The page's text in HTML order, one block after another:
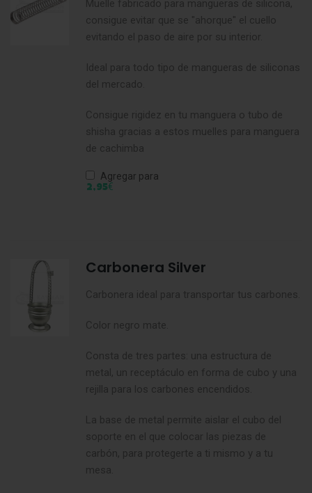
Muelle fabricado para mangueras de silicona,
consigue evitar que se "ahorque" el cuello
evitando el paso de aire por su interior.
Ideal para todo tipo de mangueras de siliconas
del mercado.
Consigue rigidez en tu manguera o tubo de
shisha gracias a estos muelles para manguera
de cachimba
Agregar para
2,95€
Carbonera Silver
Carbonera ideal para transportar tus carbones.
Color negro mate.
Consta de tres partes: una estructura de
metal, un receptáculo en forma de cubo y una
rejilla para los carbones encendidos.
La base de metal permite aislar el cubo del
soporte en el que colocar las piezas de
carbón, para protegerte a ti mismo y a tu
mesa.